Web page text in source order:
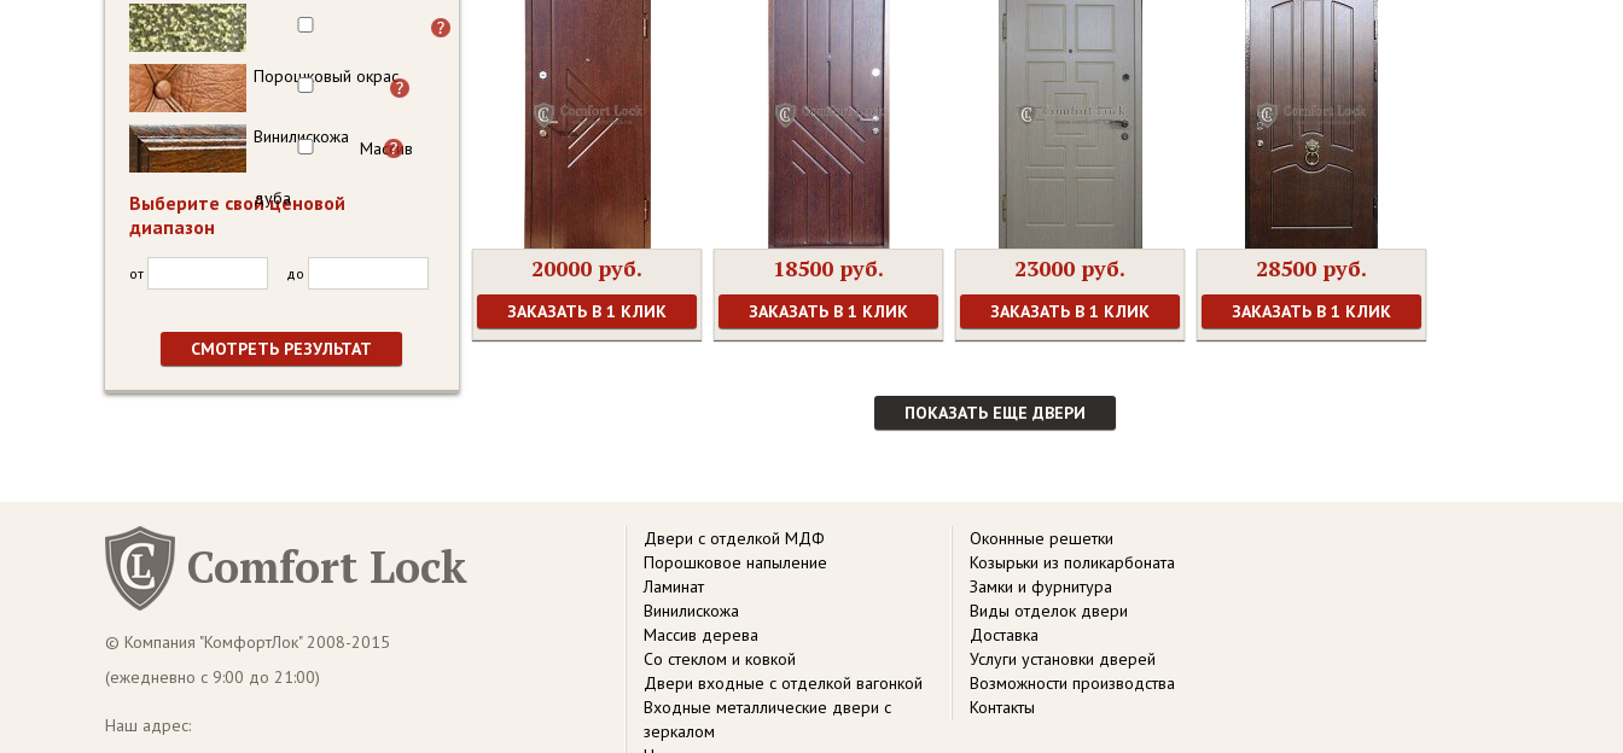
20000 руб.
ЗАКАЗАТЬ В 1 КЛИК
18500 руб.
ЗАКАЗАТЬ В 1 КЛИК
23000 руб.
ЗАКАЗАТЬ В 1 КЛИК
28500 руб.
ЗАКАЗАТЬ В 1 КЛИК
ПОКАЗАТЬ ЕЩЕ ДВЕРИ
Порошковый окрас
Винилискожа
Массив
дуба
Выберите свой ценовой
диапазон
от до
Comfort Lock
© Компания "КомфортЛок" 2008-2015
(ежедневно с 9:00 до 21:00)
Наш адрес:
Двери с отделкой МДФ
Порошковое напыление
Ламинат
Винилискожа
Массив дерева
Со стеклом и ковкой
Двери входные с отделкой вагонкой
Входные металлические двери с
зеркалом
Оконнные решетки
Козырьки из поликарбоната
Замки и фурнитура
Виды отделок двери
Доставка
Услуги установки дверей
Возможности производства
Контакты